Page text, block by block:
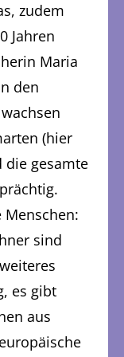
zudem
Jahren
Maria
den
(hier
die gesamte
sind
es gibt
aus